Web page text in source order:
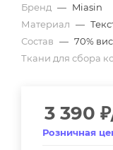
Бренд — Miasin
Материал —
Состав — 70%
Ткани для сбора
3 390 ₽
Розничная